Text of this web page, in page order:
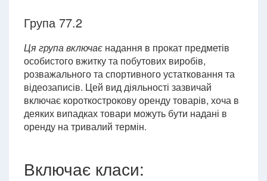
Група 77.2
Ця група включає надання в прокат предметів
особистого вжитку та побутових виробів,
розважального та спортивного устатковання та
відеозаписів. Цей вид діяльності зазвичай
включає короткострокову оренду товарів, хоча в
деяких випадках товари можуть бути надані в
оренду на тривалий термін.
Включає класи: